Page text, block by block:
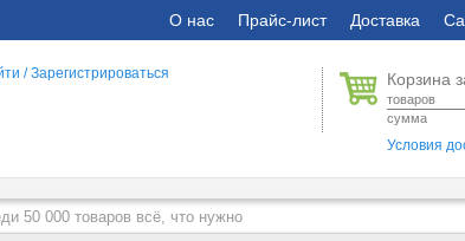
О нас Прайс-лист Доставка
Корзина
товаров
сумма
Условия
/Зарегистрироваться